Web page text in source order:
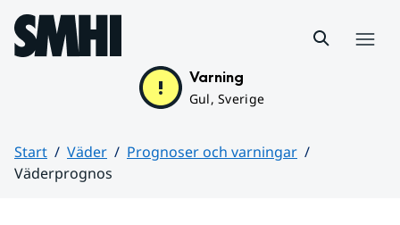
Hoppa till sidans innehåll
Varning
Gul, Sverige
Start Väder
Prognoser och varningar
Väderprognos